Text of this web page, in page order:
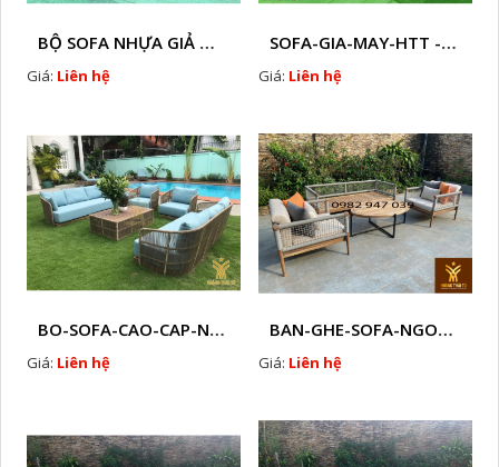
BỘ SOFA NHỰA GIẢ MÂY HTT - S86
Giá: Liên hệ
SOFA-GIA-MAY-HTT - S61 COPY
Giá: Liên hệ
BO-SOFA-CAO-CAP-NHUA-GIA-MAY-HTT - S88
Giá: Liên hệ
BAN-GHE-SOFA-NGOAI-TROI-GIA-MAY-KN12
Giá: Liên hệ